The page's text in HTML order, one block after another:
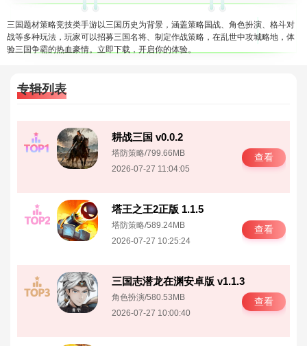
三国题材策略竞技类手游以三国历史为背景，涵盖策略国战、角色扮演、格斗对
战等多种玩法，玩家可以招募三国名将、制定作战策略，在乱世中攻城略地，体
验三国争霸的热血豪情。立即下载，开启你的体验。
专辑列表
NO.1
耕战三国 v0.0.2
塔防策略/799.66MB
2026-07-27 11:04:05
查看
NO.2
塔王之王2正版 1.1.5
塔防策略/589.24MB
2026-07-27 10:25:24
查看
NO.3
三国志潜龙在渊安卓版 v1.1.3
角色扮演/580.53MB
2026-07-27 10:00:40
查看